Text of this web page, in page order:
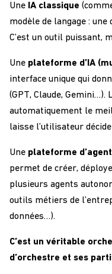
Une IA classique
modèle de langage :
C’est un outil puissant,
Une plateforme d’IA
interface unique qui
(GPT, Claude,
automatiquement le
laisse l’utilisateur
Une plateforme
permet de créer,
plusieurs agents
outils métiers de
données…).
C’est un véritable
d’orchestre et ses